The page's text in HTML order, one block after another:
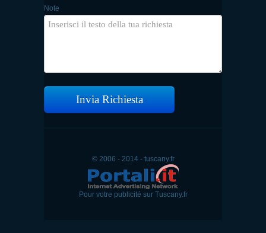
Note
Invia Richiesta
© 2006 - 2014 - tuscany.fr
Pour votre publicité sur Tuscany.fr